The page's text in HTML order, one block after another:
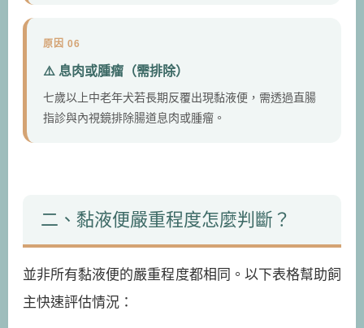
原因 06
⚠️ 息肉或腫瘤（需排除）
七歲以上中老年犬若長期反覆出現黏液便，需透過直腸
指診與內視鏡排除腸道息肉或腫瘤。
二、黏液便嚴重程度怎麼判斷？
並非所有黏液便的嚴重程度都相同。以下表格幫助飼
主快速評估情況：